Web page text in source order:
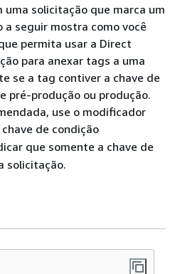
uma solicitação que marca um
a seguir mostra como você
permita usar a Direct
para anexar tags a uma
se a tag contiver a chave de
pré-produção ou produção.
use o modificador
chave de condição
que somente a chave de
solicitação.